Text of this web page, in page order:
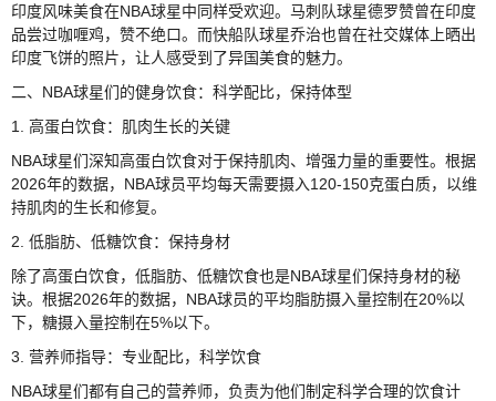
印度风味美食在NBA球星中同样受欢迎。马刺队球星德罗赞曾在印度
品尝过咖喱鸡，赞不绝口。而快船队球星乔治也曾在社交媒体上晒出
印度飞饼的照片，让人感受到了异国美食的魅力。
二、NBA球星们的健身饮食：科学配比，保持体型
1. 高蛋白饮食：肌肉生长的关键
NBA球星们深知高蛋白饮食对于保持肌肉、增强力量的重要性。根据
2026年的数据，NBA球员平均每天需要摄入120-150克蛋白质，以维
持肌肉的生长和修复。
2. 低脂肪、低糖饮食：保持身材
除了高蛋白饮食，低脂肪、低糖饮食也是NBA球星们保持身材的秘
诀。根据2026年的数据，NBA球员的平均脂肪摄入量控制在20%以
下，糖摄入量控制在5%以下。
3. 营养师指导：专业配比，科学饮食
NBA球星们都有自己的营养师，负责为他们制定科学合理的饮食计